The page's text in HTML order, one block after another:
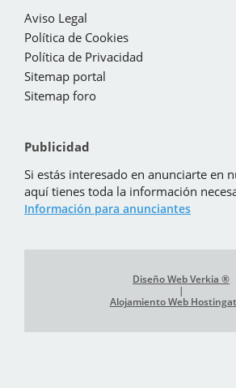
Aviso Legal
Política de Cookies
Política de Privacidad
Sitemap portal
Sitemap foro
Publicidad
Si estás interesado en anunciarte en
aquí tienes toda la información
Información para anunciantes
Diseño Web Verkia ®
|
Alojamiento Web